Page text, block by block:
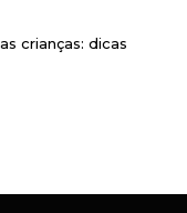
crianças: dicas